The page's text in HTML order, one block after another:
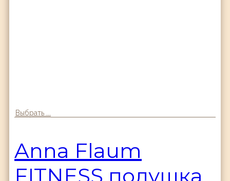
Выбрать ...
Anna Flaum
FITNESS подушка